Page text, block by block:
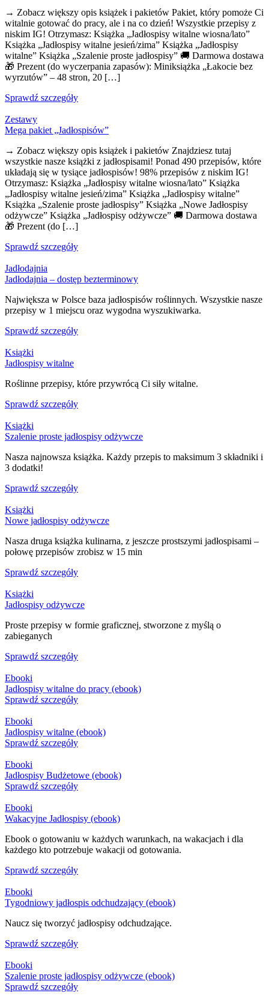
→ Zobacz większy opis książek i pakietów Pakiet, który pomoże Ci
witalnie gotować do pracy, ale i na co dzień! Wszystkie przepisy z
niskim IG! Otrzymasz: Książka „Jadłospisy witalne wiosna/lato”
Książka „Jadłospisy witalne jesień/zima” Książka „Jadłospisy
witalne” Książka „Szalenie proste jadłospisy” 🚚 Darmowa dostawa
🎁 Prezent (do wyczerpania zapasów): Miniksiążka „Łakocie bez
wyrzutów” – 48 stron, 20 […]
Sprawdź szczegóły
Zestawy
Mega pakiet „Jadłospisów”
→ Zobacz większy opis książek i pakietów Znajdziesz tutaj
wszystkie nasze książki z jadłospisami! Ponad 490 przepisów, które
układają się w tysiące jadłospisów! 98% przepisów z niskim IG!
Otrzymasz: Książka „Jadłospisy witalne wiosna/lato” Książka
„Jadłospisy witalne jesień/zima” Książka „Jadłospisy witalne”
Książka „Szalenie proste jadłospisy” Książka „Nowe Jadłospisy
odżywcze” Książka „Jadłospisy odżywcze” 🚚 Darmowa dostawa
🎁 Prezent (do […]
Sprawdź szczegóły
Jadłodajnia
Jadłodajnia – dostęp bezterminowy
Największa w Polsce baza jadłospisów roślinnych. Wszystkie nasze
przepisy w 1 miejscu oraz wygodna wyszukiwarka.
Sprawdź szczegóły
Książki
Jadłospisy witalne
Roślinne przepisy, które przywrócą Ci siły witalne.
Sprawdź szczegóły
Książki
Szalenie proste jadłospisy odżywcze
Nasza najnowsza książka. Każdy przepis to maksimum 3 składniki i
3 dodatki!
Sprawdź szczegóły
Książki
Nowe jadłospisy odżywcze
Nasza druga książka kulinarna, z jeszcze prostszymi jadłospisami –
połowę przepisów zrobisz w 15 min
Sprawdź szczegóły
Książki
Jadłospisy odżywcze
Proste przepisy w formie graficznej, stworzone z myślą o
zabieganych
Sprawdź szczegóły
Ebooki
Jadłospisy witalne do pracy (ebook)
Sprawdź szczegóły
Ebooki
Jadłospisy witalne (ebook)
Sprawdź szczegóły
Ebooki
Jadłospisy Budżetowe (ebook)
Sprawdź szczegóły
Ebooki
Wakacyjne Jadłospisy (ebook)
Ebook o gotowaniu w każdych warunkach, na wakacjach i dla
każdego kto potrzebuje wakacji od gotowania.
Sprawdź szczegóły
Ebooki
Tygodniowy jadłospis odchudzający (ebook)
Naucz się tworzyć jadłospisy odchudzające.
Sprawdź szczegóły
Ebooki
Szalenie proste jadłospisy odżywcze (ebook)
Sprawdź szczegóły